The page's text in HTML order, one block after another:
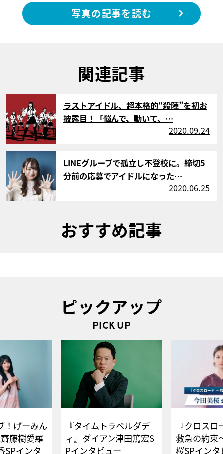
写真の記事を読む
関連記事
サムネイル
ラストアイドル、超本格的“殺陣”を初お
披露目！「悩んで、動いて、…
2020.09.24
サムネイル
LINEグループで孤立し不登校に。締切5
分前の応募でアイドルになった…
2020.06.25
おすすめ記事
ピックアップ
PICK UP
！げーみん
藤樹愛羅
SPインタ
『タイムトラベルダデ
ィ』ダイアン津田篤宏S
Pインタビュー
『クロス
救急の約束
桜SPイ